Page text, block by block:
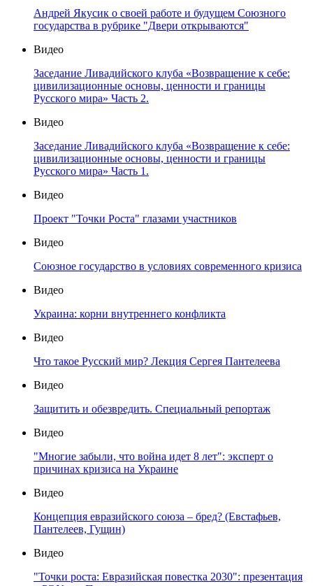
Андрей Якусик о своей работе и будущем Союзного
государства в рубрике "Двери открываются"
Видео
Заседание Ливадийского клуба «Возвращение к себе:
цивилизационные основы, ценности и границы
Русского мира» Часть 2.
Видео
Заседание Ливадийского клуба «Возвращение к себе:
цивилизационные основы, ценности и границы
Русского мира» Часть 1.
Видео
Проект "Точки Роста" глазами участников
Видео
Союзное государство в условиях современного кризиса
Видео
Украина: корни внутреннего конфликта
Видео
Что такое Русский мир? Лекция Сергея Пантелеева
Видео
Защитить и обезвредить. Специальный репортаж
Видео
"Многие забыли, что война идет 8 лет": эксперт о
причинах кризиса на Украине
Видео
Концепция евразийского союза – бред? (Евстафьев,
Пантелеев, Гущин)
Видео
"Точки роста: Евразийская повестка 2030": презентация